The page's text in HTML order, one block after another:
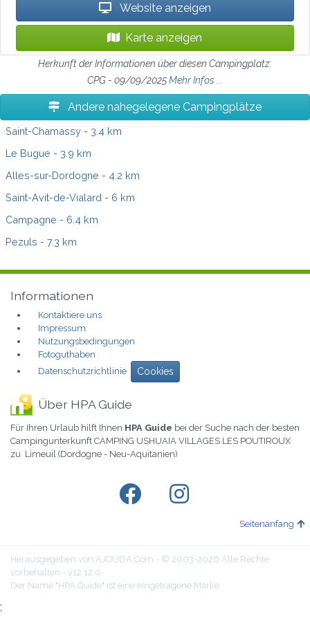
Website anzeigen
Karte anzeigen
Herkunft der Informationen über diesen Campingplatz:
CPG - 09/09/2025Mehr Infos ...
Andere nahegelegene Campingplätze
Saint-Chamassy - 3.4 km
Le Bugue - 3.9 km
Alles-sur-Dordogne - 4.2 km
Saint-Avit-de-Vialard - 6 km
Campagne - 6.4 km
Pezuls - 7.3 km
Informationen
Kontaktiere uns
Impressum
Nutzungsbedingungen
Fotoguthaben
Datenschutzrichtlinie
Cookies
Über HPA Guide
Für Ihren Urlaub hilft Ihnen HPA Guide bei der Suche nach der besten
Campingunterkunft CAMPING USHUAIA VILLAGES LES POUTIROUX
zu Limeuil (Dordogne - Neu-Aquitanien)
Seitenanfang
Herausgegeben von AJOUDA.Com - © 2003-2026 Alle Rechte
vorbehalten - v12.12.0
Der Name "HPA Guide" ist eine eingetragene Marke.
;